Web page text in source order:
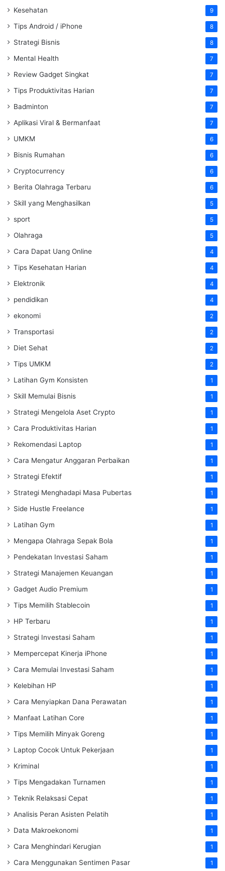
Kesehatan 9
Tips Android / iPhone 8
Strategi Bisnis 8
Mental Health 7
Review Gadget Singkat 7
Tips Produktivitas Harian 7
Badminton 7
Aplikasi Viral & Bermanfaat 7
UMKM 6
Bisnis Rumahan 6
Cryptocurrency 6
Berita Olahraga Terbaru 6
Skill yang Menghasilkan 5
sport 5
Olahraga 5
Cara Dapat Uang Online 4
Tips Kesehatan Harian 4
Elektronik 4
pendidikan 4
ekonomi 2
Transportasi 2
Diet Sehat 2
Tips UMKM 2
Latihan Gym Konsisten 1
Skill Memulai Bisnis 1
Strategi Mengelola Aset Crypto 1
Cara Produktivitas Harian 1
Rekomendasi Laptop 1
Cara Mengatur Anggaran Perbaikan 1
Strategi Efektif 1
Strategi Menghadapi Masa Pubertas 1
Side Hustle Freelance 1
Latihan Gym 1
Mengapa Olahraga Sepak Bola 1
Pendekatan Investasi Saham 1
Strategi Manajemen Keuangan 1
Gadget Audio Premium 1
Tips Memilih Stablecoin 1
HP Terbaru 1
Strategi Investasi Saham 1
Mempercepat Kinerja iPhone 1
Cara Memulai Investasi Saham 1
Kelebihan HP 1
Cara Menyiapkan Dana Perawatan 1
Manfaat Latihan Core 1
Tips Memilih Minyak Goreng 1
Laptop Cocok Untuk Pekerjaan 1
Kriminal 1
Tips Mengadakan Turnamen 1
Teknik Relaksasi Cepat 1
Analisis Peran Asisten Pelatih 1
Data Makroekonomi 1
Cara Menghindari Kerugian 1
Cara Menggunakan Sentimen Pasar 1